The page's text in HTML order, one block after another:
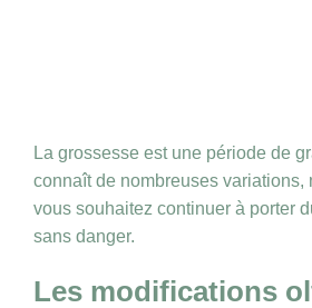
La grossesse est une période de
connaît de nombreuses variations,
vous souhaitez continuer à porter
sans danger.
Les modifications